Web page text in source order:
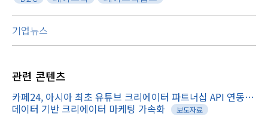
기업뉴스
관련 콘텐츠
카페24, 아시아 최초 유튜브 크리에이터 파트너십 API 연동…
데이터 기반 크리에이터 마케팅 가속화
보도자료